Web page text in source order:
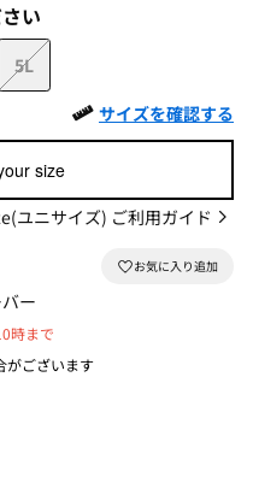
い
5L
サイズを確認する
size
ユニサイズ) ご利用ガイド
ー
時まで
がございます